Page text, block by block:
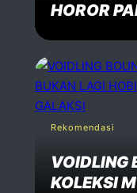
HOROR
Rekomendasi
VOIDLING
KOLEKSI